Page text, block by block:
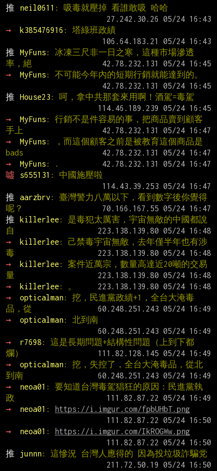
推
neil0611 : 吸毒就壓掉 看誰敢吸 哈哈
→
k385476916 : 塔綠班政績
推
MyFuns : 冰凍三尺非一日之寒，這種市場滲透
率，絕
→
MyFuns : 不可能今年內的短期行銷就能達到的。
推
House23 : 呵，拿中共那套來用啊！酒駕=毒駕
→
MyFuns : 行銷不是件容易的事，把商品賣到顧客
手上
→
MyFuns : ，而這個顧客之前是被教育這個商品是
bads
→
MyFuns : .
噓
s655131 : 中國施壓啦
推
aarzbrv : 臺灣警力八萬以下，看到數字後你覺得
呢？
推
killerlee : 是毒犯太厲害，宇宙無敵的中國都說
自
→
killerlee : 己禁毒宇宙無敵，去年僅半年也有涉
毒
→
killerlee : 案件近萬宗，數量高達近20噸的交易
量
→
killerlee : 。
→
opticalman: 挖，民進黨政績+1，全台大淹毒
品，從
→
opticalman: 北到南
→
r7698 : 這是長期問題+結構性問題（上到下都
爛）
→
opticalman: 挖，失控了，全台大淹毒品，從北
到南
→
neoa01 : 要知道台灣毒駕猖狂的原因：民進黨執
政
→
neoa01 :
https://i.imgur.com/fpbUHbT.png
→
neoa01 :
https://i.imgur.com/IkROGWw.png
推
junnn: 這慘況 台灣人應得的 因為投垃圾詐騙党